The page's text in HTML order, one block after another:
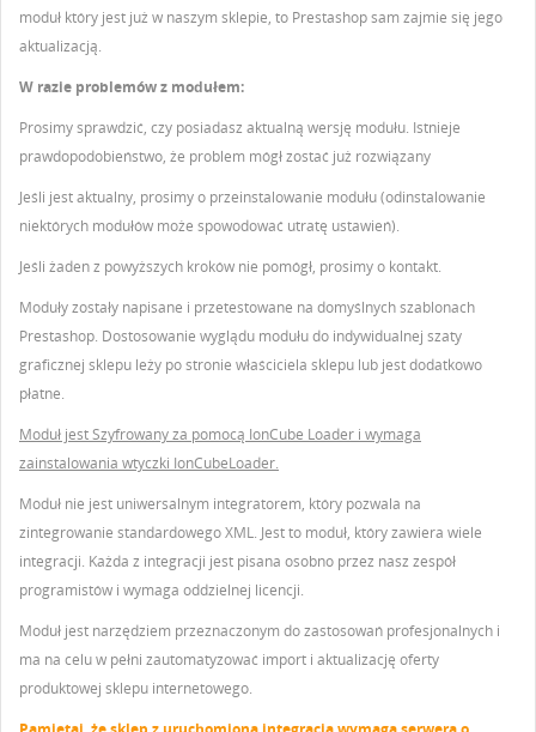
moduł który jest już w naszym sklepie, to Prestashop sam zajmie się jego
aktualizacją.
W razie problemów z modułem:
Prosimy sprawdzić, czy posiadasz aktualną wersję modułu. Istnieje
prawdopodobieństwo, że problem mógł zostać już rozwiązany
Jeśli jest aktualny, prosimy o przeinstalowanie modułu (odinstalowanie
niektórych modułów może spowodować utratę ustawień).
Jeśli żaden z powyższych kroków nie pomógł, prosimy o kontakt.
Moduły zostały napisane i przetestowane na domyślnych szablonach
Prestashop. Dostosowanie wyglądu modułu do indywidualnej szaty
graficznej sklepu leży po stronie właściciela sklepu lub jest dodatkowo
płatne.
Moduł jest Szyfrowany za pomocą IonCube Loader i wymaga
zainstalowania wtyczki IonCubeLoader.
Moduł nie jest uniwersalnym integratorem, który pozwala na
zintegrowanie standardowego XML. Jest to moduł, który zawiera wiele
integracji. Każda z integracji jest pisana osobno przez nasz zespół
programistów i wymaga oddzielnej licencji.
Moduł jest narzędziem przeznaczonym do zastosowań profesjonalnych i
ma na celu w pełni zautomatyzować import i aktualizację oferty
produktowej sklepu internetowego.